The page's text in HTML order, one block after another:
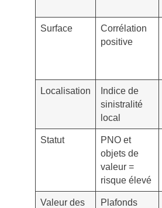
Surface
Corrélation
positive
Localisation
Indice de
sinistralité
local
Statut
PNO et
objets de
valeur =
risque élevé
Valeur des
Plafonds